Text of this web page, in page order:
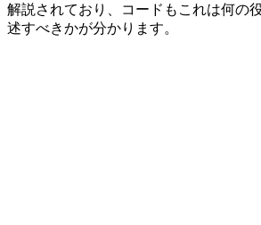
解説されており、コードもこれは何の
述すべきかが分かります。